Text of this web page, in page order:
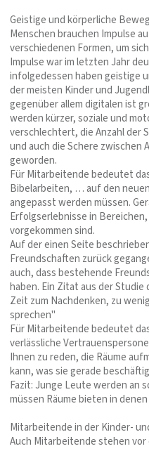
Geistige und körperliche
Menschen brauchen Impulse
verschiedenen Formen, um
Impulse war im letzten Jahr
infolgedessen haben geistige
der meisten Kinder und
gegenüber allem digitalen ist
werden kürzer, soziale und
verschlechtert, die Anzahl der
und auch die Schere zwischen
geworden.
Für Mitarbeitende bedeutet
Bibelarbeiten, … auf den
angepasst werden müssen.
Erfolgserlebnisse in
vorgekommen sind.
Auf der einen Seite
Freundschaften zurück
auch, dass bestehende
haben. Ein Zitat aus der
Zeit zum Nachdenken, zu
sprechen"
Für Mitarbeitende bedeutet
verlässliche
Ihnen zu reden, die Räume
kann, was sie gerade
Fazit: Junge Leute werden an
müssen Räume bieten in
Mitarbeitende in der Kinder-
Auch Mitarbeitende stehen